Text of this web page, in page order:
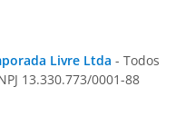
Livre Ltda - Todos
13.330.773/0001-88